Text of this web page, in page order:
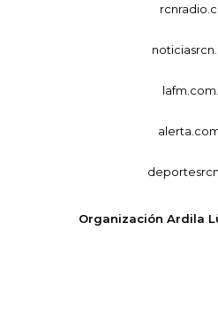
Organización Ardila